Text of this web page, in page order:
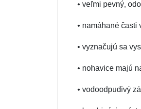
• veľmi pevný,
• namáhané časti
• vyznačujú sa
• nohavice majú
• vodoodpudivý